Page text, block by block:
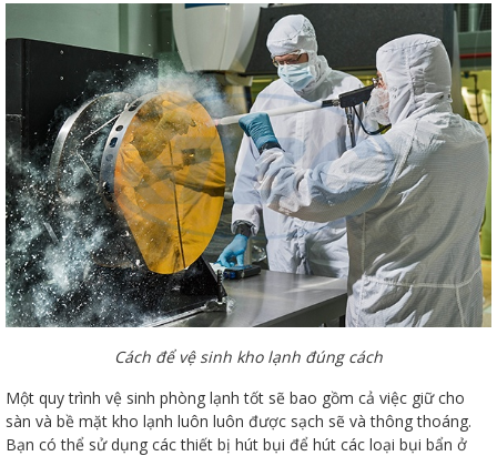
Cách để vệ sinh kho lạnh đúng cách
Một quy trình vệ sinh phòng lạnh tốt sẽ bao gồm cả việc giữ cho
sàn và bề mặt kho lạnh luôn luôn được sạch sẽ và thông thoáng.
Bạn có thể sử dụng các thiết bị hút bụi để hút các loại bụi bẩn ở